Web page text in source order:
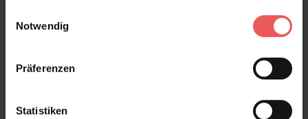
Notwendig
Präferenzen
Statistiken